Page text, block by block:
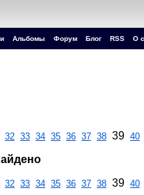
Альбомы Форум Блог RSS О
32 33 34 35 36 37 38 39 40
32 33 34 35 36 37 38 39 40